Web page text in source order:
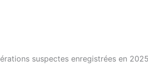
suspectes enregistrées en 2025